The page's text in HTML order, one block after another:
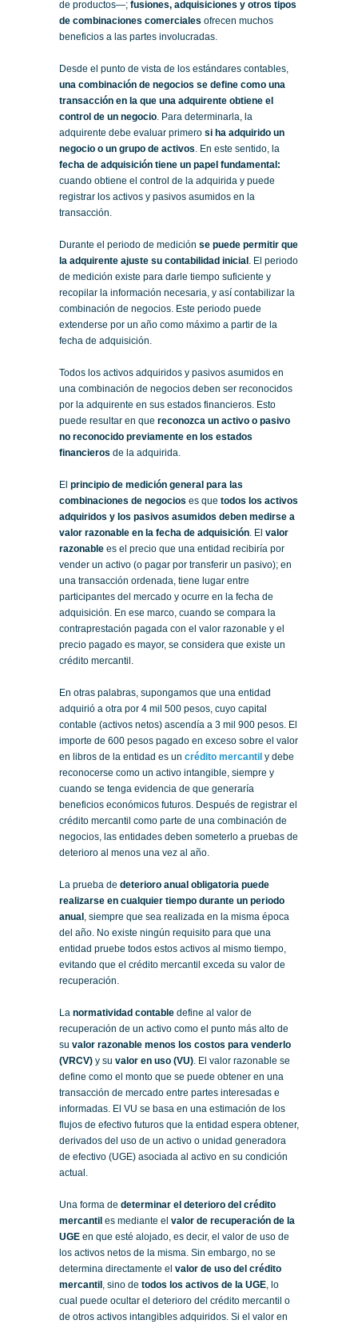
de productos—; fusiones, adquisiciones y otros tipos
de combinaciones comerciales ofrecen muchos
beneficios a las partes involucradas.
Desde el punto de vista de los estándares contables,
una combinación de negocios se define como una
transacción en la que una adquirente obtiene el
control de un negocio. Para determinarla, la
adquirente debe evaluar primero si ha adquirido un
negocio o un grupo de activos. En este sentido, la
fecha de adquisición tiene un papel fundamental:
cuando obtiene el control de la adquirida y puede
registrar los activos y pasivos asumidos en la
transacción.
Durante el periodo de medición se puede permitir que
la adquirente ajuste su contabilidad inicial . El periodo
de medición existe para darle tiempo suficiente y
recopilar la información necesaria, y así contabilizar la
combinación de negocios. Este periodo puede
extenderse por un año como máximo a partir de la
fecha de adquisición.
Todos los activos adquiridos y pasivos asumidos en
una combinación de negocios deben ser reconocidos
por la adquirente en sus estados financieros. Esto
puede resultar en que reconozca un activo o pasivo
no reconocido previamente en los estados
financieros de la adquirida.
El principio de medición general para las
combinaciones de negocios es que todos los activos
adquiridos y los pasivos asumidos deben medirse a
valor razonable en la fecha de adquisición. El valor
razonable es el precio que una entidad recibiría por
vender un activo (o pagar por transferir un pasivo); en
una transacción ordenada, tiene lugar entre
participantes del mercado y ocurre en la fecha de
adquisición. En ese marco, cuando se compara la
contraprestación pagada con el valor razonable y el
precio pagado es mayor, se considera que existe un
crédito mercantil.
En otras palabras, supongamos que una entidad
adquirió a otra por 4 mil 500 pesos, cuyo capital
contable (activos netos) ascendía a 3 mil 900 pesos. El
importe de 600 pesos pagado en exceso sobre el valor
en libros de la entidad es un crédito mercantil y debe
reconocerse como un activo intangible, siempre y
cuando se tenga evidencia de que generaría
beneficios económicos futuros. Después de registrar el
crédito mercantil como parte de una combinación de
negocios, las entidades deben someterlo a pruebas de
deterioro al menos una vez al año.
La prueba de deterioro anual obligatoria puede
realizarse en cualquier tiempo durante un periodo
anual , siempre que sea realizada en la misma época
del año. No existe ningún requisito para que una
entidad pruebe todos estos activos al mismo tiempo,
evitando que el crédito mercantil exceda su valor de
recuperación.
La normatividad contable define al valor de
recuperación de un activo como el punto más alto de
su valor razonable menos los costos para venderlo
(VRCV) y su valor en uso (VU). El valor razonable se
define como el monto que se puede obtener en una
transacción de mercado entre partes interesadas e
informadas. El VU se basa en una estimación de los
flujos de efectivo futuros que la entidad espera obtener,
derivados del uso de un activo o unidad generadora
de efectivo (UGE) asociada al activo en su condición
actual.
Una forma de determinar el deterioro del crédito
mercantil es mediante el valor de recuperación de la
UGE en que esté alojado, es decir, el valor de uso de
los activos netos de la misma. Sin embargo, no se
determina directamente el valor de uso del crédito
mercantil , sino de todos los activos de la UGE, lo
cual puede ocultar el deterioro del crédito mercantil o
de otros activos intangibles adquiridos. Si el valor en